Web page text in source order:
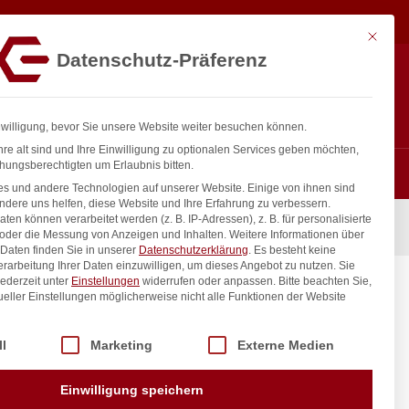
GN 1/1, 530x325x(H)76mm
1/1,
inkl. / exkl. MwSt.
€ exkl. MwSt. In den Warenkorb
Mit
Datenschutz-Präferenz
bevor Sie unsere Website weiter besuchen können.
alt sind und Ihre Einwilligung zu optionalen Services geben möchten,
um Erlaubnis bitten.
und andere Technologien auf unserer Website. Einige von ihnen sind
uns helfen, diese Website und Ihre Erfahrung zu verbessern.
können verarbeitet werden (z. B. IP-Adressen), z. B. für personalisierte
die Messung von Anzeigen und Inhalten. Weitere Informationen über
finden Sie in unserer Datenschutzerklärung. Es besteht keine
Ihrer Daten einzuwilligen, um dieses Angebot zu nutzen. Sie
unter Einstellungen widerrufen oder anpassen. Bitte beachten Sie,
Einstellungen möglicherweise nicht alle Funktionen der Website
Service-Gruppen, für die eine Einwilligung erteilt werden kann.
Marketing Externe Medien
Einwilligung speichern